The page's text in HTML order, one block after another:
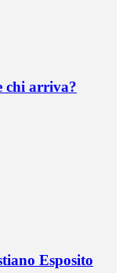
chi arriva?
Esposito